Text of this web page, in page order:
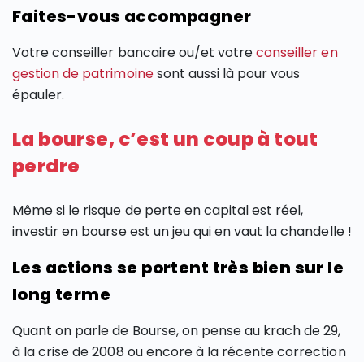
Faites-vous accompagner
Votre conseiller bancaire ou/et votreconseiller en
gestion de patrimoinesont aussi là pour vous
épauler.
La bourse, c’est un coup à tout
perdre
Même si le risque de perte en capital est réel,
investir en bourse est un jeu qui en vaut la chandelle !
Les actions se portent très bien sur le
long terme
Quant on parle de Bourse, on pense au krach de 29,
à la crise de 2008 ou encore à la récente correction